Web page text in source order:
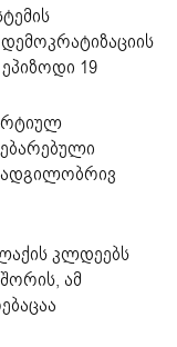
19
კლდეებს
ამ